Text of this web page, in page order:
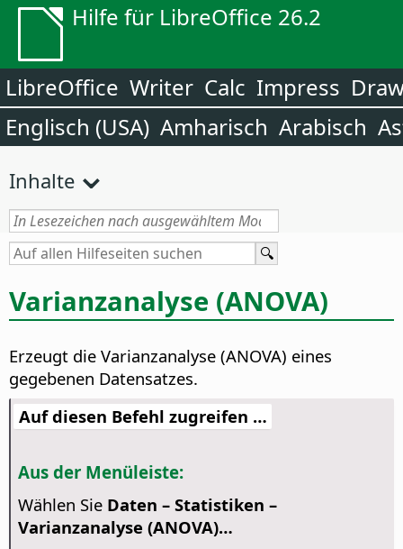
Hilfe für LibreOffice 26.2
LibreOffice Writer Calc Impress
Englisch (USA) Amharisch Arabisch
Inhalte
Varianzanalyse (ANOVA)
Erzeugt die Varianzanalyse (ANOVA) eines
gegebenen Datensatzes.
Auf diesen Befehl zugreifen …
Aus der Menüleiste:
Wählen Sie Daten – Statistiken –
Varianzanalyse (ANOVA)…